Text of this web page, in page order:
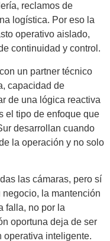
reclamos de
logística. Por eso la
operativo aislado,
continuidad y control.
un partner técnico
capacidad de
de una lógica reactiva
el tipo de enfoque que
desarrollan cuando
la operación y no solo
las cámaras, pero sí
la mantención
falla, no por la
oportuna deja de ser
operativa inteligente.